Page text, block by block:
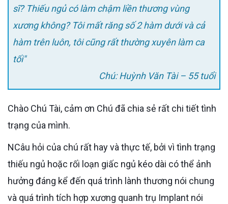
sĩ? Thiếu ngủ có làm chậm liền thương vùng
xương không? Tôi mất răng số 2 hàm dưới và cả
hàm trên luôn, tôi cũng rất thường xuyên làm ca
tối"
Chú: Huỳnh Văn Tài – 55 tuổi
Chào Chú Tài, cảm ơn Chú đã chia sẻ rất chi tiết tình
trạng của mình.
NCâu hỏi của chú rất hay và thực tế, bởi vì tình trạng
thiếu ngủ hoặc rối loạn giấc ngủ kéo dài có thể ảnh
hưởng đáng kể đến quá trình lành thương nói chung
và quá trình tích hợp xương quanh trụ Implant nói